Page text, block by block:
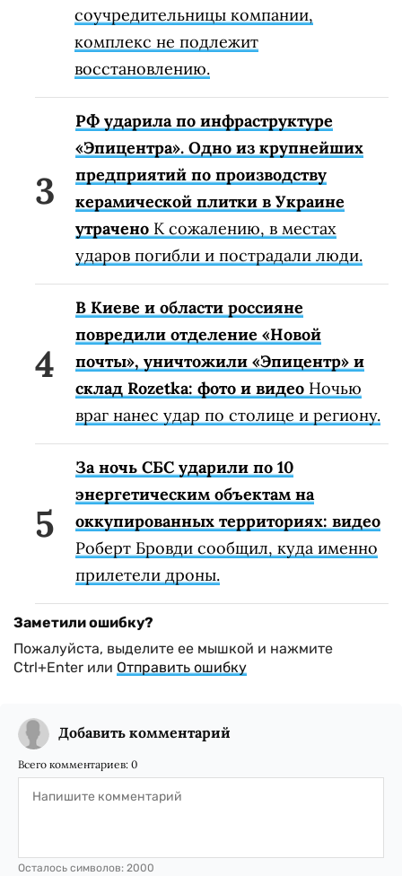
соучредительницы компании,
комплекс не подлежит
восстановлению.
РФ ударила по инфраструктуре
«Эпицентра». Одно из крупнейших
предприятий по производству
керамической плитки в Украине
утрачено К сожалению, в местах
ударов погибли и пострадали люди.
В Киеве и области россияне
повредили отделение «Новой
почты», уничтожили «Эпицентр» и
склад Rozetka: фото и видео Ночью
враг нанес удар по столице и региону.
За ночь СБС ударили по 10
энергетическим объектам на
оккупированных территориях: видео
Роберт Бровди сообщил, куда именно
прилетели дроны.
Заметили ошибку?
Пожалуйста, выделите ее мышкой и нажмите
Ctrl+Enter или Отправить ошибку
Добавить комментарий
Всего комментариев: 0
Осталось символов: 2000